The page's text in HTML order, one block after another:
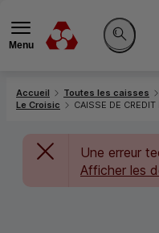
Menu
Accueil Toutes les caisses
Le Croisic
CAISSE DE
Une erreur
Afficher les